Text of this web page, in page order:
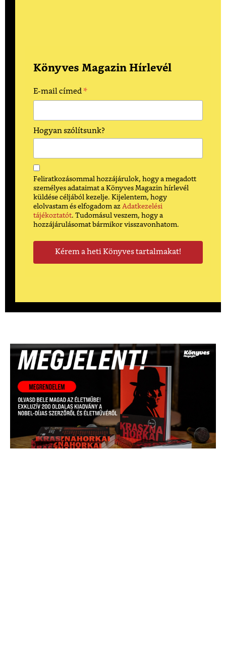
Könyves Magazin Hírlevél
E-mail címed *
Hogyan szólítsunk?
Feliratkozásommal hozzájárulok, hogy a megadott
személyes adataimat a Könyves Magazin hírlevél
küldése céljából kezelje. Kijelentem, hogy
elolvastam és elfogadom az Adatkezelési
tájékoztatót. Tudomásul veszem, hogy a
hozzájárulásomat bármikor visszavonhatom.